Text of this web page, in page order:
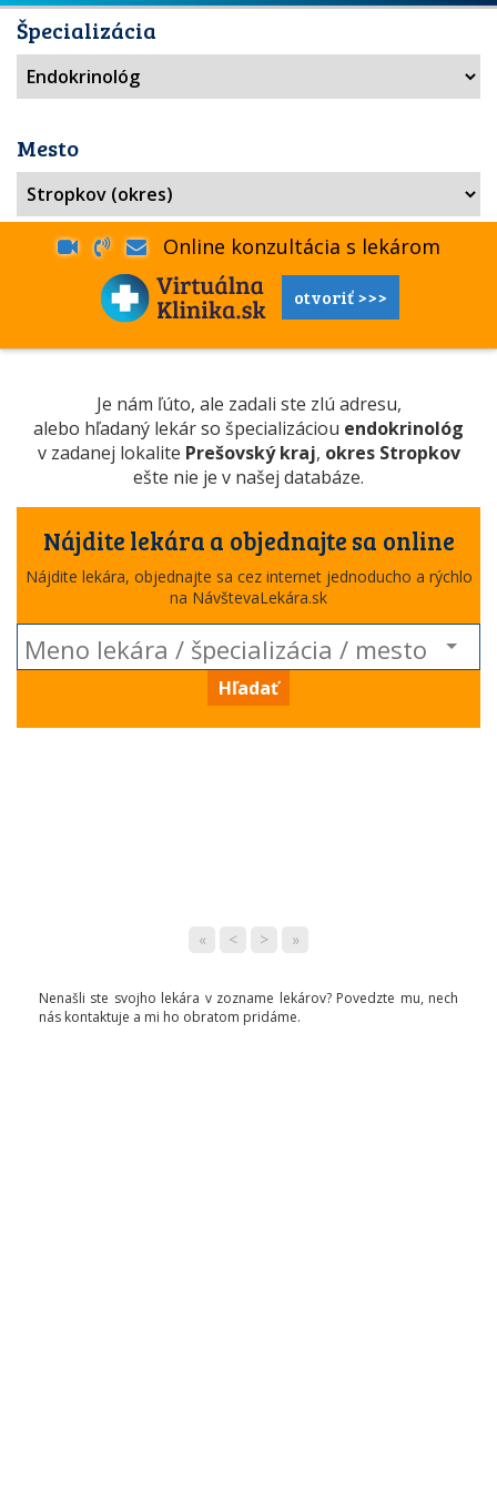
Špecializácia
Mesto
Online konzultácia s lekárom
otvoriť >>>
Je nám ľúto, ale zadali ste zlú adresu,
alebo hľadaný lekár so špecializáciou endokrinológ
v zadanej lokalite Prešovský kraj, okres Stropkov
ešte nie je v našej databáze.
Nájdite lekára a objednajte sa online
Nájdite lekára, objednajte sa cez internet jednoducho a rýchlo
na NávštevaLekára.sk
Hľadať
« < > »
Nenašli ste svojho lekára v zozname lekárov? Povedzte mu, nech
nás kontaktuje a mi ho obratom pridáme.